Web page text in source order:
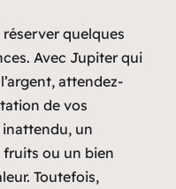
quelques
Avec Jupiter qui
attendez-
de vos
un
ou un bien
Toutefois,